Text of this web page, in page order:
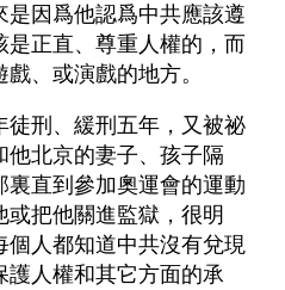
因爲他認爲中共應該遵
正直、尊重人權的，而
、或演戲的地方。
徒刑、緩刑五年，又被祕
他北京的妻子、孩子隔
裏直到參加奧運會的運動
或把他關進監獄，很明
人都知道中共沒有兌現
護人權和其它方面的承